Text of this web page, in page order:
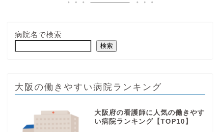
病院名で検索
検索
大阪の働きやすい病院ランキング
大阪府の看護師に人気の働きやす
い病院ランキング【TOP10】